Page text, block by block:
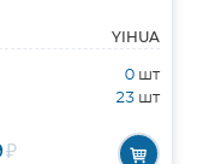
YIHUA
0 шт
23 шт
₽